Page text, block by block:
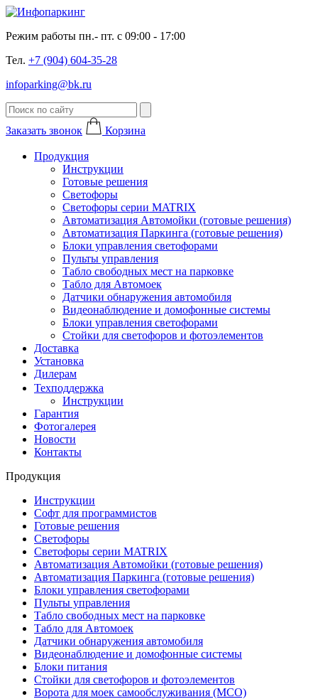
Режим работы пн.- пт. с 09:00 - 17:00
Тел. +7 (904) 604-35-28
infoparking@bk.ru
Заказать звонок Корзина
Продукция
Инструкции
Готовые решения
Светофоры
Светофоры серии MATRIX
Автоматизация Автомойки (готовые решения)
Автоматизация Паркинга (готовые решения)
Блоки управления светофорами
Пульты управления
Табло свободных мест на парковке
Табло для Автомоек
Датчики обнаружения автомобиля
Видеонаблюдение и домофонные системы
Блоки управления светофорами
Стойки для светофоров и фотоэлементов
Доставка
Установка
Дилерам
Техподдержка
Инструкции
Гарантия
Фотогалерея
Новости
Контакты
Продукция
Инструкции
Софт для программистов
Готовые решения
Светофоры
Светофоры серии MATRIX
Автоматизация Автомойки (готовые решения)
Автоматизация Паркинга (готовые решения)
Блоки управления светофорами
Пульты управления
Табло свободных мест на парковке
Табло для Автомоек
Датчики обнаружения автомобиля
Видеонаблюдение и домофонные системы
Блоки питания
Стойки для светофоров и фотоэлементов
Ворота для моек самообслуживания (МСО)